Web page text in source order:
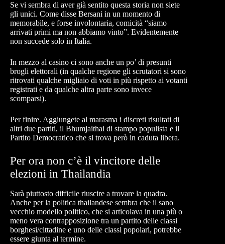
Se vi sembra di aver già sentito questa storia non siete
gli unici. Come disse Bersani in un momento di
memorabile, e forse involontaria, comicità “siamo
arrivati primi ma non abbiamo vinto”. Evidentemente
non succede solo in Italia.
In mezzo al casino ci sono anche un po’ di presunti
brogli elettorali (in qualche regione gli scrutatori si sono
ritrovati qualche migliaio di voti in più rispetto ai votanti
registrati e da qualche altra parte sono invece
scomparsi).
Per finire. Aggiungete al marasma i discreti risultati di
altri due partiti, il Bhumjaithai di stampo populista e il
Partito Democratico che si trova però in caduta libera.
Per ora non c’è il vincitore delle
elezioni in Thailandia
Sarà piuttosto difficile riuscire a trovare la quadra.
Anche per la politica thailandese sembra che il sano
vecchio modello politico, che si articolava in una più o
meno vera contrapposizione tra un partito delle classi
borghesi/cittadine e uno delle classi popolari, potrebbe
essere giunta al termine.